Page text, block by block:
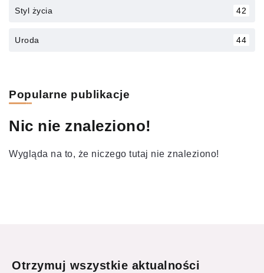
Styl życia 42
Uroda 44
Popularne publikacje
Nic nie znaleziono!
Wygląda na to, że niczego tutaj nie znaleziono!
Otrzymuj wszystkie aktualności